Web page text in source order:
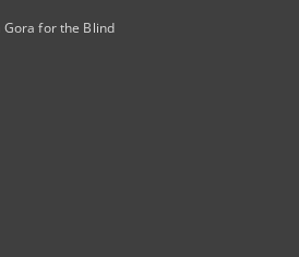
for the Blind